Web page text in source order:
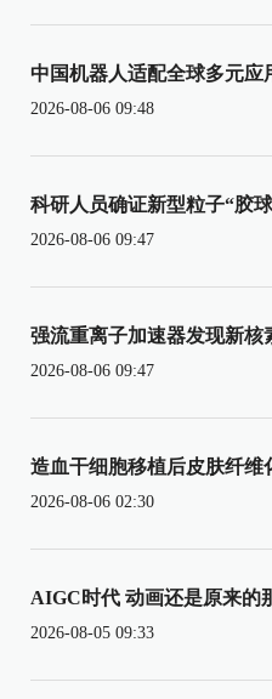
中国机器人适配全球多元应
2026-08-06 09:48
科研人员确证新型粒子“胶
2026-08-06 09:47
强流重离子加速器发现新核
2026-08-06 09:47
造血干细胞移植后皮肤纤维
2026-08-06 02:30
AIGC时代 动画还是原来的
2026-08-05 09:33